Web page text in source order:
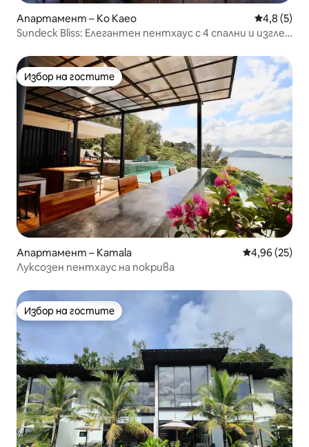
Апартамент – Ko Kaeo Средна
4,8 (5)
Sundeck Bliss: Елегантен пентхаус с 4 спални и изглед
Избор на гостите
Избор на гостите
Апартамент – Kamala Средна
4,96 (25)
Луксозен пентхаус на покрива
Избор на гостите
Избор на гостите